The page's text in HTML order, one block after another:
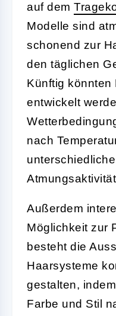
auf dem
Modelle sind
schonend zur
den täglichen
Künftig könnten
entwickelt
nach
Außerdem
Möglichkeit zur
besteht die
Haarsysteme
gestalten, indem
Farbe und Stil